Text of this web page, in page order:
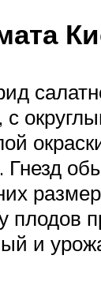
с
Гнезд
плодов
и